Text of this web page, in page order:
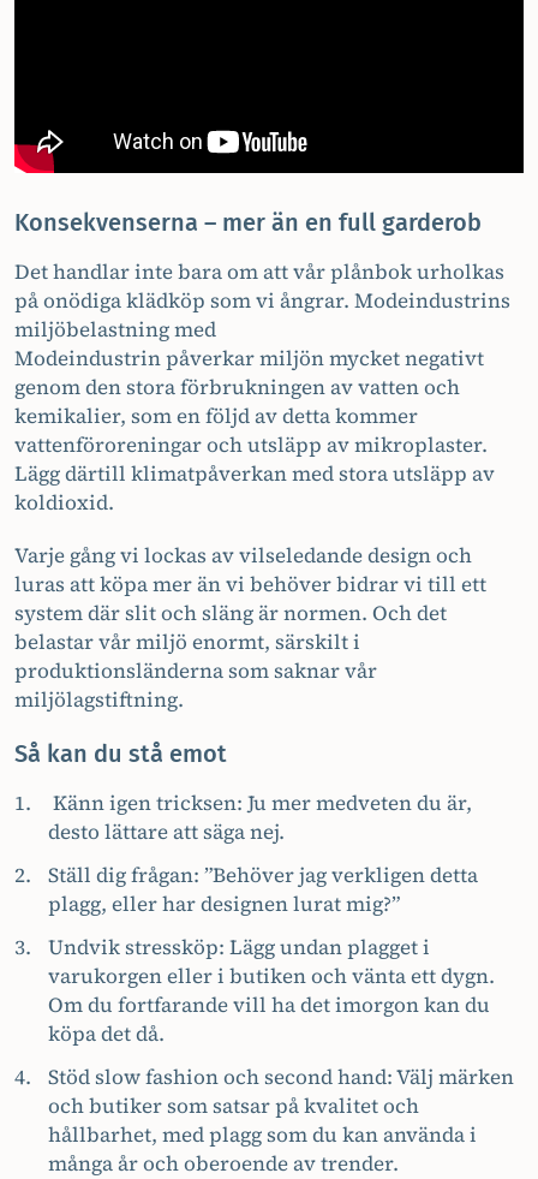
Konsekvenserna – mer än en full garderob
Det handlar inte bara om att vår plånbok urholkas
på onödiga klädköp som vi ångrar. Modeindustrins
miljöbelastning med
Modeindustrin påverkar miljön mycket negativt
genom den stora förbrukningen av vatten och
kemikalier, som en följd av detta kommer
vattenföroreningar och utsläpp av mikroplaster.
Lägg därtill klimatpåverkan med stora utsläpp av
koldioxid.
Varje gång vi lockas av vilseledande design och
luras att köpa mer än vi behöver bidrar vi till ett
system där slit och släng är normen. Och det
belastar vår miljö enormt, särskilt i
produktionsländerna som saknar vår
miljölagstiftning.
Så kan du stå emot
Känn igen tricksen: Ju mer medveten du är,
desto lättare att säga nej.
Ställ dig frågan: ”Behöver jag verkligen detta
plagg, eller har designen lurat mig?”
Undvik stressköp: Lägg undan plagget i
varukorgen eller i butiken och vänta ett dygn.
Om du fortfarande vill ha det imorgon kan du
köpa det då.
Stöd slow fashion och second hand: Välj märken
och butiker som satsar på kvalitet och
hållbarhet, med plagg som du kan använda i
många år och oberoende av trender.